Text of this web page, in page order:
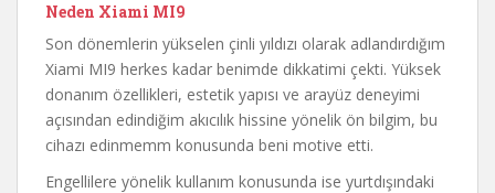
Neden Xiami MI9
Son dönemlerin yükselen çinli yıldızı olarak adlandırdığım
Xiami MI9 herkes kadar benimde dikkatimi çekti. Yüksek
donanım özellikleri, estetik yapısı ve arayüz deneyimi
açısından edindiğim akıcılık hissine yönelik ön bilgim, bu
cihazı edinmemm konusunda beni motive etti.
Engellilere yönelik kullanım konusunda ise yurtdışındaki